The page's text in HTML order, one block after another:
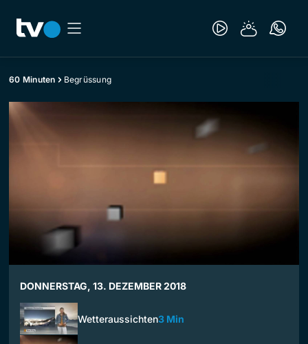
60 Minuten Begrüssung
DONNERSTAG, 13. DEZEMBER 2018
Wetteraussichten3 Min